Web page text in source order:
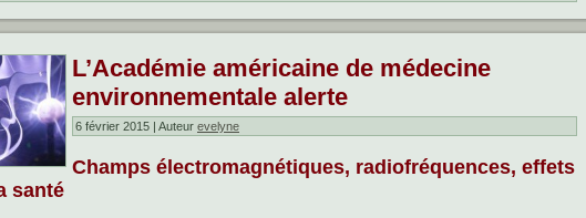
L’Académie américaine de médecine
environnementale alerte
6 février 2015 | Auteur evelyne
Champs électromagnétiques, radiofréquences, effets
santé